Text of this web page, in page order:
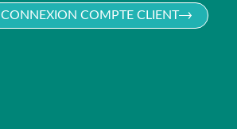
CONNEXION COMPTE CLIENT